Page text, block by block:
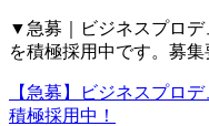
▼ 急募｜ビジネスプロデ
を積極採用中です。募集
【急募】
ビジネスプロ
積極採用中！